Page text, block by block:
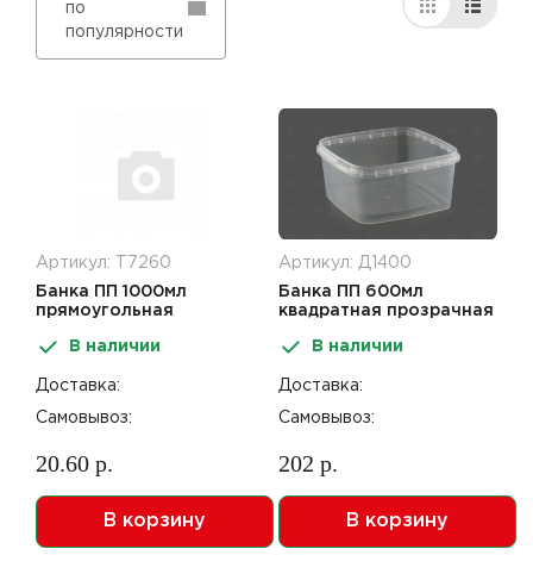
по
популярности
Артикул: Т7260
Банка ПП 1000мл
прямоугольная
191*129*60мм б/крышки с
В наличии
Доставка:
Самовывоз:
20.60 р.
В корзину
Артикул: Д1400
Банка ПП 600мл
квадратная прозрачная
к/з 200шт ПТ
В наличии
Доставка:
Самовывоз:
202 р.
В корзину